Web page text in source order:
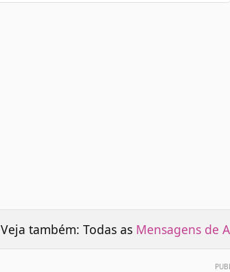
Veja também: Todas as Mensagens de